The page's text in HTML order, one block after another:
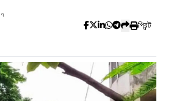
প্রিন্ট